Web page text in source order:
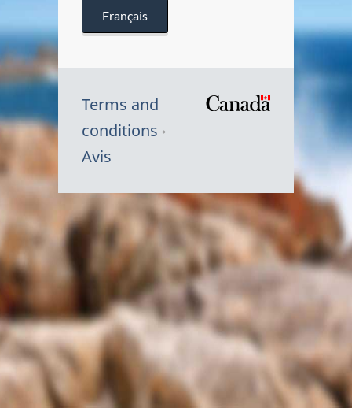
Français
Terms and
conditions
Avis
Symbole
du
Canada